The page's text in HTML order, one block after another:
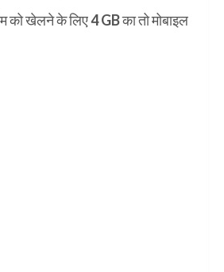
खेलने के लिए 4 GB का तो मोबाइल